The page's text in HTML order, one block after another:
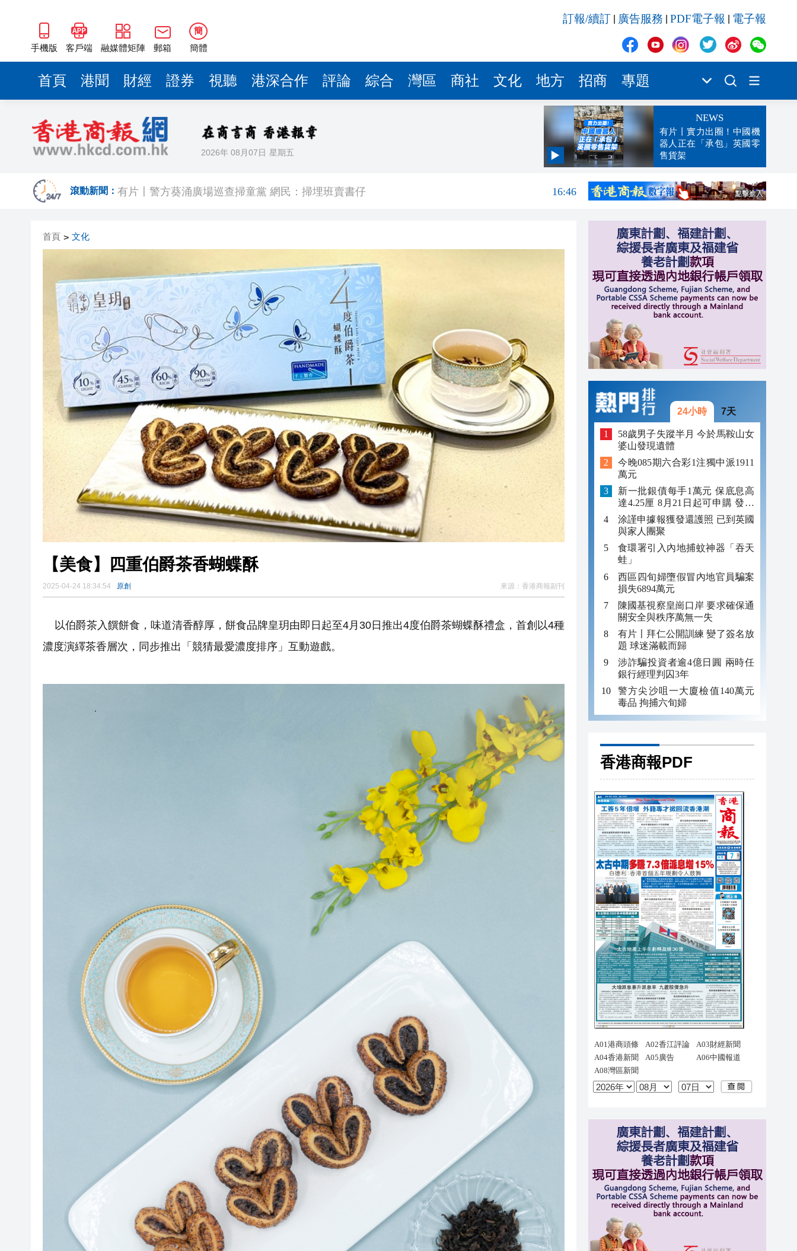
手機版 客戶端 融媒體矩陣 郵箱
簡
簡體
訂報/續訂 廣告服務 PDF電子報 電子報
首頁 港聞 財經 證券 視聽 港深合作 評論 綜合 灣區 商社 文化 地方 招商 專題
2026年 08月07日 星期五
NEWS
有片丨實力出圈！中國機
器人正在「承包」英國零
售貨架
滾動新聞：
17:04
有片〡警方葵涌廣場巡查掃童黨 網民：掃埋班賣書仔
16:46
【港樓】叡璟下周開放示範單位及開價 暫接逾5000個買家查詢
中山翠亨舉辦文旅資源交流促進暨文旅推薦官品鑑活動
梁錦松料生物醫藥未來10年顯著增長 港可助內地企業走出去
首頁 > 文化
【美食】四重伯爵茶香蝴蝶酥
2025-04-24 18:34:54 原創 來源： 香港商報副刊
以伯爵茶入饌餅食，味道清香醇厚，餅食品牌皇玥由即日起至4月30日推出4度伯爵茶蝴蝶酥禮盒，首創以4種
濃度演繹茶香層次，同步推出「競猜最愛濃度排序」互動遊戲。
24小時 7天
58歲男子失蹤半月 今於馬鞍山女
婆山發現遺體
今晚085期六合彩1注獨中派1911
萬元
新一批銀債每手1萬元 保底息高
達4.25厘 8月21日起可申購 發行
金額最多550億
涂謹申據報獲發還護照 已到英國
與家人團聚
食環署引入內地捕蚊神器「吞天
蛙」
西區四旬婦墮假冒內地官員騙案
損失6894萬元
陳國基視察皇崗口岸 要求確保通
關安全與秩序萬無一失
有片〡拜仁公開訓練 變了簽名放
題 球迷滿載而歸
涉詐騙投資者逾4億日圓 兩時任
銀行經理判囚3年
警方尖沙咀一大廈檢值140萬元
毒品 拘捕六旬婦
香港商報PDF